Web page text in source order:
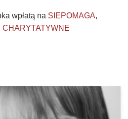
wpłatą na SIEPOMAGA,
CHARYTATYWNE